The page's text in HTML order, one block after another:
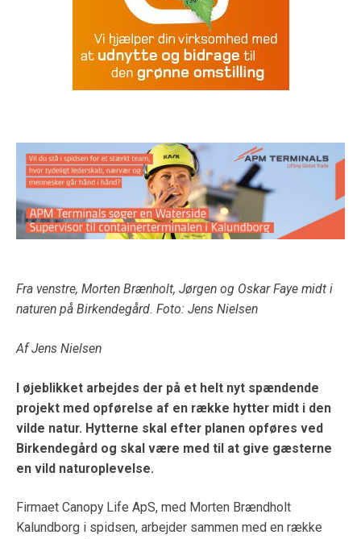
Fra venstre, Morten Brænholt, Jørgen og Oskar Faye midt i
naturen på Birkendegård. Foto: Jens Nielsen
Af Jens Nielsen
I øjeblikket arbejdes der på et helt nyt spændende
projekt med opførelse af en række hytter midt i den
vilde natur. Hytterne skal efter planen opføres ved
Birkendegård og skal være med til at give gæsterne
en vild naturoplevelse.
Firmaet Canopy Life ApS, med Morten Brændholt
Kalundborg i spidsen, arbejder sammen med en række